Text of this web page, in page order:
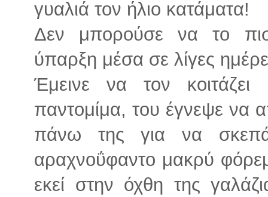
γυαλιά τον ήλιο κατάματα!
Δεν μπορούσε να το
ύπαρξη μέσα σε λίγες
Έμεινε να τον
παντομίμα, του έγνεψε να
πάνω της για να
αραχνοΰφαντο μακρύ
εκεί στην όχθη της